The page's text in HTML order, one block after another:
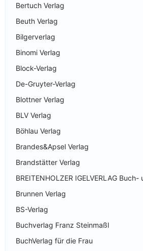
Bertuch Verlag
Beuth Verlag
Bilgerverlag
Binomi Verlag
Block-Verlag
De-Gruyter-Verlag
Blottner Verlag
BLV Verlag
Böhlau Verlag
Brandes&Apsel Verlag
Brandstätter Verlag
BREITENHOLZER IGELVERLAG
Brunnen Verlag
BS-Verlag
Buchverlag Franz Steinmaßl
BuchVerlag für die Frau